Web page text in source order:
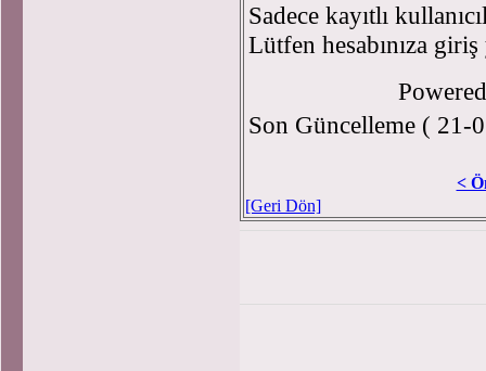
Sadece kayıtlı
Lütfen hesabınıza
Son Güncelleme ( 21-
<
[Geri Dön]